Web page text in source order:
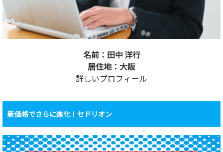
名前：田中 洋行
居住地：大阪
詳しいプロフィール
新価格でさらに進化！セドリオン